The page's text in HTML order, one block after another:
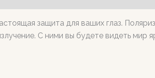
защита для ваших глаз.
С ними вы будете видеть мир